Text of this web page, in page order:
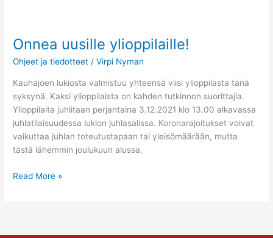
Onnea uusille ylioppilaille!
Ohjeet ja tiedotteet /Virpi Nyman
Kauhajoen lukiosta valmistuu yhteensä viisi ylioppilasta tänä
syksynä. Kaksi ylioppilaista on kahden tutkinnon suorittajia.
Ylioppilaita juhlitaan perjantaina 3.12.2021 klo 13.00 alkavassa
juhlatilaisuudessa lukion juhlasalissa. Koronarajoitukset voivat
vaikuttaa juhlan toteutustapaan tai yleisömäärään, mutta
tästä lähemmin joulukuun alussa.
ylioppilaille!
Read More »